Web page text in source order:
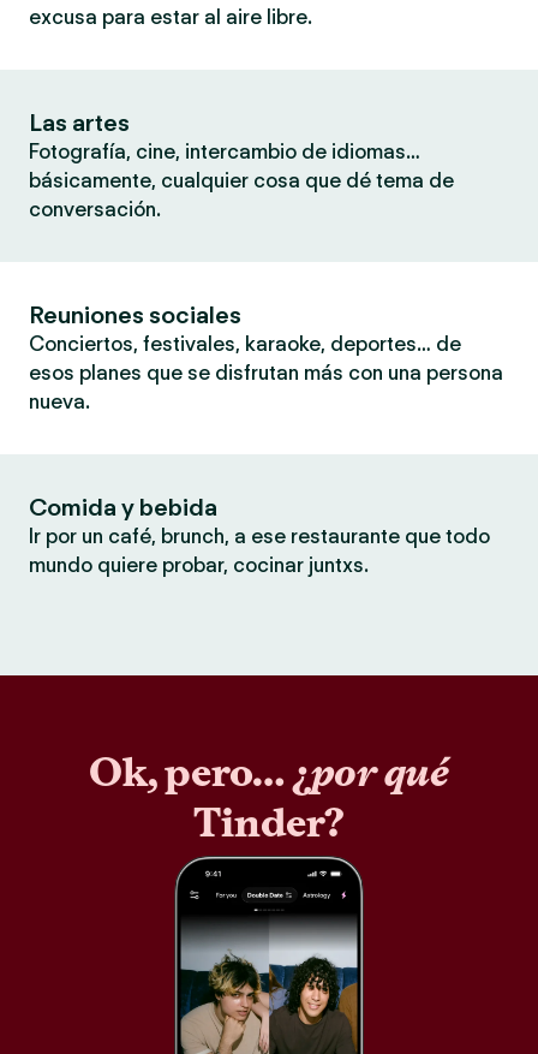
excusa para estar al aire libre.
Las artes
Fotografía, cine, intercambio de idiomas…
básicamente, cualquier cosa que dé tema de
conversación.
Reuniones sociales
Conciertos, festivales, karaoke, deportes… de
esos planes que se disfrutan más con una persona
nueva.
Comida y bebida
Ir por un café, brunch, a ese restaurante que todo
mundo quiere probar, cocinar juntxs.
Ok, pero… ¿por qué
Tinder?